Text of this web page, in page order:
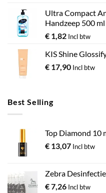
Ultra Compact
Handzeep 500 ml
€ 1,82 Incl btw
KIS Shine
€ 17,90 Incl btw
Best Selling
Top Diamond 10
€ 13,07 Incl btw
Zebra
€7,26 Incl btw